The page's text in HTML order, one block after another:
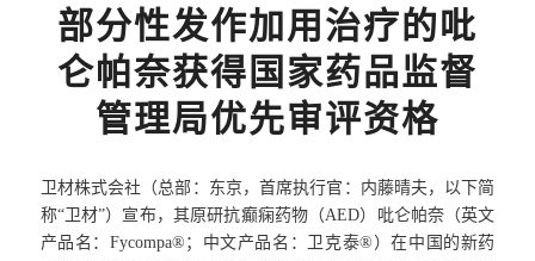
部分性发作加用治疗的吡
仑帕奈获得国家药品监督
管理局优先审评资格
卫材株式会社（总部：东京，首席执行官：内藤晴夫，以下简
称“卫材”）宣布，其原研抗癫痫药物（AED）吡仑帕奈（英文
产品名：Fycompa® ；中文产品名：卫克泰® ）在中国的新药